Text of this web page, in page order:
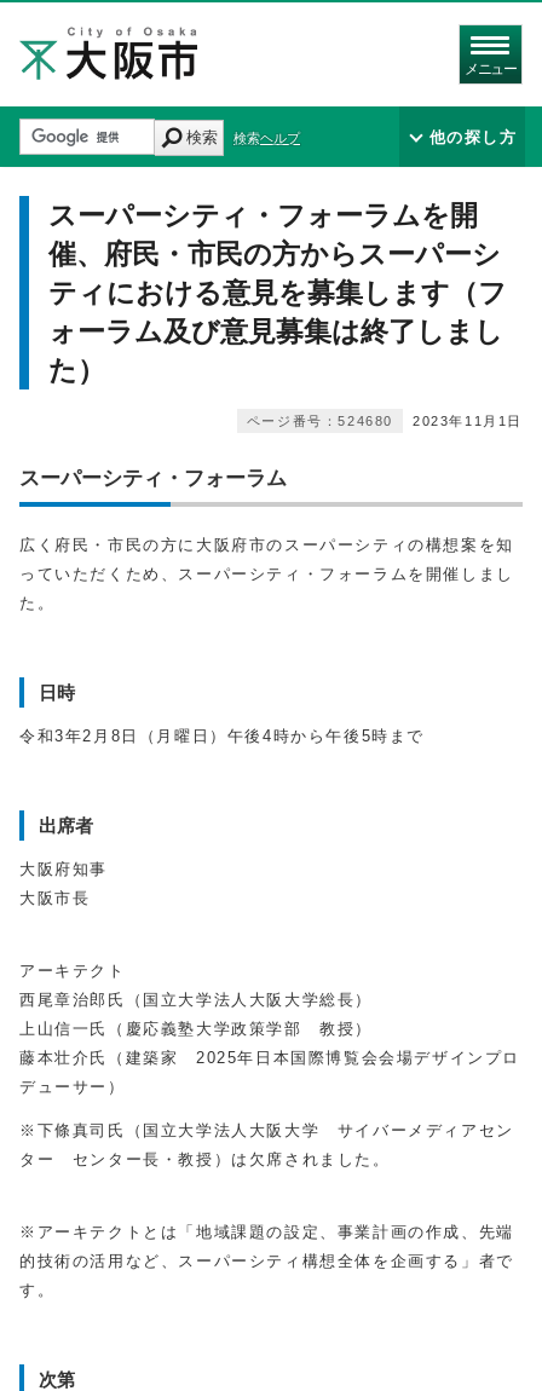
メニュー
検索 検索ヘルプ 他の探し方
スーパーシティ・フォーラムを開
催、府民・市民の方からスーパーシ
ティにおける意見を募集します（フ
ォーラム及び意見募集は終了しまし
た）
2023年11月1日
ページ番号：524680
スーパーシティ・フォーラム
広く府民・市民の方に大阪府市のスーパーシティの構想案を知
っていただくため、スーパーシティ・フォーラムを開催しまし
た。
日時
令和3年2月8日（月曜日）午後4時から午後5時まで
出席者
大阪府知事
大阪市長
アーキテクト
西尾章治郎氏（国立大学法人大阪大学総長）
上山信一氏（慶応義塾大学政策学部 教授）
藤本壮介氏（建築家 2025年日本国際博覧会会場デザインプロ
デューサー）
※下條真司氏（国立大学法人大阪大学 サイバーメディアセン
ター センター長・教授）は欠席されました。
※アーキテクトとは「地域課題の設定、事業計画の作成、先端
的技術の活用など、スーパーシティ構想全体を企画する」者で
す。
次第